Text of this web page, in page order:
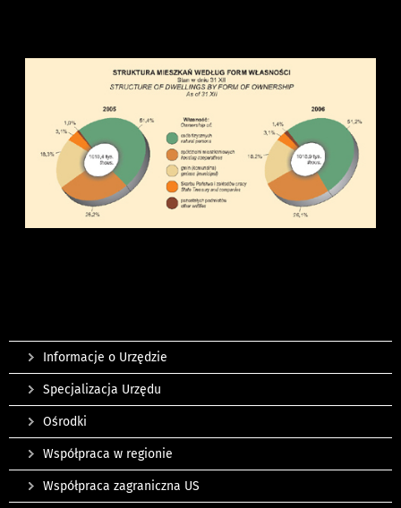
Informacje o Urzędzie
Specjalizacja Urzędu
Ośrodki
Współpraca w regionie
Współpraca zagraniczna US